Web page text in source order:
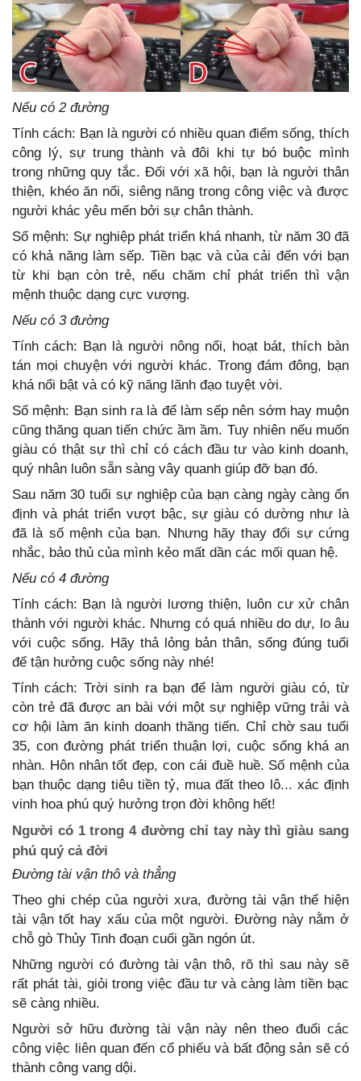
Nếu có 2 đường
Tính cách: Bạn là người có nhiều quan điểm sống, thích
công lý, sự trung thành và đôi khi tự bó buộc mình
trong những quy tắc. Đối với xã hội, bạn là người thân
thiện, khéo ăn nổi, siêng năng trong công việc và được
người khác yêu mến bởi sự chân thành.
Số mệnh: Sự nghiệp phát triển khá nhanh, từ năm 30 đã
có khả năng làm sếp. Tiền bạc và của cải đến với bạn
từ khi bạn còn trẻ, nếu chăm chỉ phát triển thì vận
mệnh thuộc dạng cực vượng.
Nếu có 3 đường
Tính cách: Bạn là người nông nổi, hoạt bát, thích bàn
tán mọi chuyện với người khác. Trong đám đông, bạn
khá nổi bật và có kỹ năng lãnh đạo tuyệt vời.
Số mệnh: Bạn sinh ra là để làm sếp nên sớm hay muộn
cũng thăng quan tiến chức ầm ầm. Tuy nhiên nếu muốn
giàu có thật sự thì chỉ có cách đầu tư vào kinh doanh,
quý nhân luôn sẵn sàng vây quanh giúp đỡ bạn đó.
Sau năm 30 tuổi sự nghiệp của bạn càng ngày càng ổn
định và phát triển vượt bậc, sự giàu có dường như là
đã là số mệnh của bạn. Nhưng hãy thay đổi sự cứng
nhắc, bảo thủ của mình kẻo mất dần các mối quan hệ.
Nếu có 4 đường
Tính cách: Bạn là người lương thiện, luôn cư xử chân
thành với người khác. Nhưng có quá nhiều do dự, lo âu
với cuộc sống. Hãy thả lỏng bản thân, sống đúng tuổi
để tận hưởng cuộc sống này nhé!
Tính cách: Trời sinh ra bạn để làm người giàu có, từ
còn trẻ đã được an bài với một sự nghiệp vững trải và
cơ hội làm ăn kinh doanh thăng tiến. Chỉ chờ sau tuổi
35, con đường phát triển thuận lợi, cuộc sống khá an
nhàn. Hôn nhân tốt đẹp, con cái đuề huề. Số mệnh của
bạn thuộc dạng tiêu tiền tỷ, mua đất theo lô... xác định
vinh hoa phú quý hưởng trọn đời không hết!
Người có 1 trong 4 đường chỉ tay này thì giàu sang
phú quý cả đời
Đường tài vận thô và thẳng
Theo ghi chép của người xưa, đường tài vận thể hiện
tài vận tốt hay xấu của một người. Đường này nằm ở
chỗ gò Thủy Tinh đoạn cuối gần ngón út.
Những người có đường tài vận thô, rõ thì sau này sẽ
rất phát tài, giỏi trong việc đầu tư và càng làm tiền bạc
sẽ càng nhiều.
Người sở hữu đường tài vận này nên theo đuổi các
công việc liên quan đến cổ phiếu và bất động sản sẽ có
thành công vang dội.